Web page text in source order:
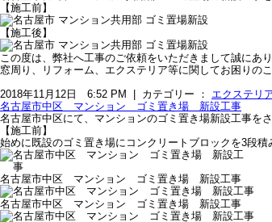
【施工前】
【施工後】
この度は、弊社へ工事のご依頼をいただきまして誠にあ
窓周り、リフォーム、エクステリア等に関してお困りの
2018年11月12日 6:52 PM | カテゴリー ： エクステリ
名古屋市中区 マンション ゴミ置き場 新設工事
名古屋市中区にて、マンションのゴミ置き場新設工事を
【施工前】
始めに既設のゴミ置き場にコンクリートブロックを3段積
名古屋市中区 マンション ゴミ置き場 新設工事
名古屋市中区 マンション ゴミ置き場 新設工事